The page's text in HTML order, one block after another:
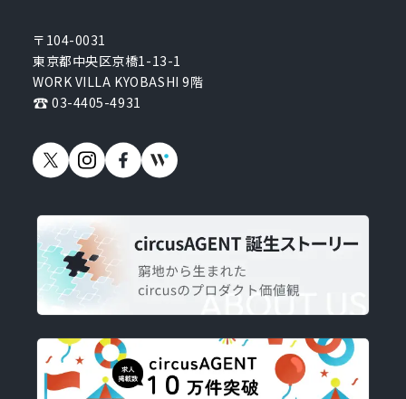
〒104-0031
東京都中央区京橋1-13-1
WORK VILLA KYOBASHI 9階
03-4405-4931